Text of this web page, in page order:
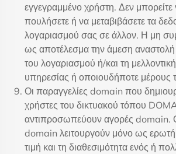
εγγεγραμμένο χρήστη. Δεν μπορείτε
πουλήσετε ή να μεταβιβάσετε τα
λογαριασμού σας σε άλλον. Η μη
ως αποτέλεσμα την άμεση αναστολή
του λογαριασμού ή/και τη
υπηρεσίας ή οποιουδήποτε μέρους
Οι παραγγελίες domain που
χρήστες του δικτυακού τόπου
αντιπροσωπεύουν αγορές domain.
domain λειτουργούν μόνο ως
τιμή και τη διαθεσιμότητα ενός ή